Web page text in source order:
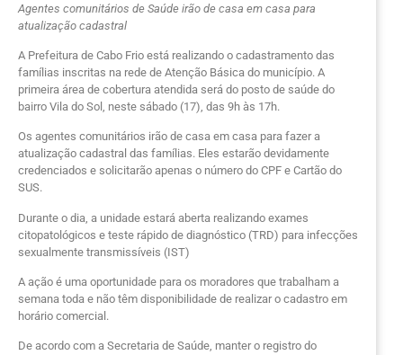
Agentes comunitários de Saúde irão de casa em casa para
atualização cadastral
A Prefeitura de Cabo Frio está realizando o cadastramento das
famílias inscritas na rede de Atenção Básica do município. A
primeira área de cobertura atendida será do posto de saúde do
bairro Vila do Sol, neste sábado (17), das 9h às 17h.
Os agentes comunitários irão de casa em casa para fazer a
atualização cadastral das famílias. Eles estarão devidamente
credenciados e solicitarão apenas o número do CPF e Cartão do
SUS.
Durante o dia, a unidade estará aberta realizando exames
citopatológicos e teste rápido de diagnóstico (TRD) para infecções
sexualmente transmissíveis (IST)
A ação é uma oportunidade para os moradores que trabalham a
semana toda e não têm disponibilidade de realizar o cadastro em
horário comercial.
De acordo com a Secretaria de Saúde, manter o registro do